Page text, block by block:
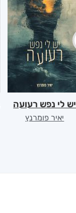
יש לי נפש רעועה
יאיר פומרנץ